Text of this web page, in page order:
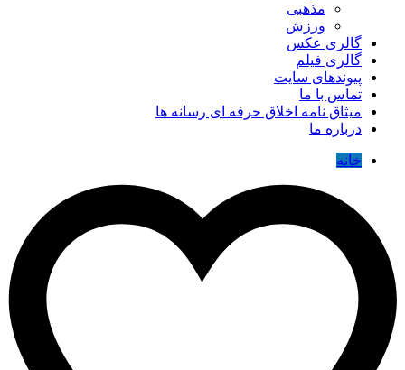
مذهبی
ورزش
گالری عکس
گالری فیلم
پیوندهای سایت
تماس با ما
میثاق نامه اخلاق حرفه ای رسانه ها
درباره ما
خانه